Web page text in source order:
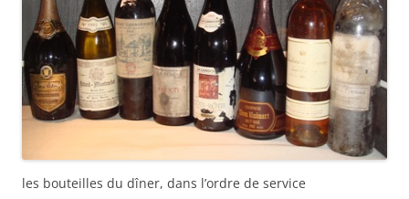
les bouteilles du dîner, dans l’ordre de service